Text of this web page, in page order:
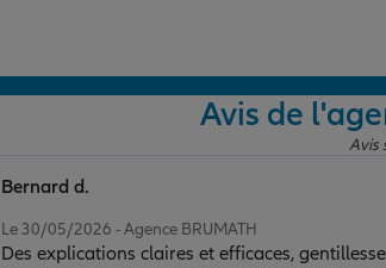
Avis de
Avis
Le 30/05/2026 - Agence BRUMATH
Des explications claires et efficaces,
Bernard d.